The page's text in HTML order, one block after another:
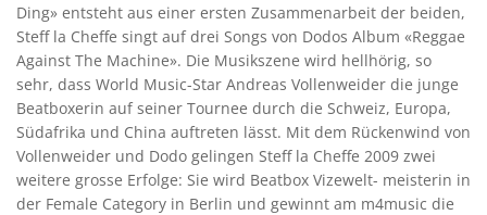
Ding» entsteht aus einer ersten Zusammenarbeit der beiden,
Steff la Cheffe singt auf drei Songs von Dodos Album «Reggae
Against The Machine». Die Musikszene wird hellhörig, so
sehr, dass World Music-Star Andreas Vollenweider die junge
Beatboxerin auf seiner Tournee durch die Schweiz, Europa,
Südafrika und China auftreten lässt. Mit dem Rückenwind von
Vollenweider und Dodo gelingen Steff la Cheffe 2009 zwei
weitere grosse Erfolge: Sie wird Beatbox Vizewelt- meisterin in
der Female Category in Berlin und gewinnt am m4music die